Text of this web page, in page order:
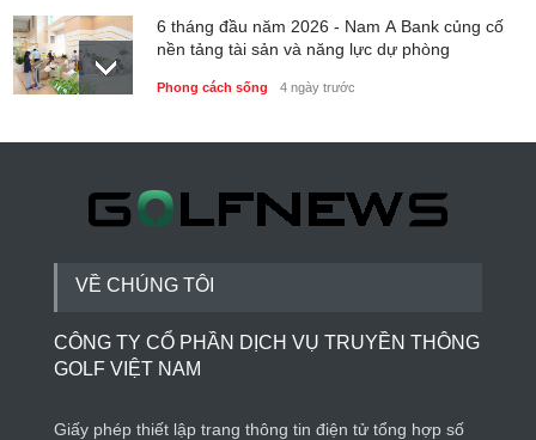
6 tháng đầu năm 2026 - Nam A Bank củng cố
nền tảng tài sản và năng lực dự phòng
Phong cách sống 4 ngày trước
Thành lập Trung tâm Giải mã lượng tử Quang
Phong cách sống 4 ngày trước
VỀ CHÚNG TÔI
CÔNG TY CỔ PHẦN DỊCH VỤ TRUYỀN THÔNG
GOLF VIỆT NAM
Giấy phép thiết lập trang thông tin điện tử tổng hợp số